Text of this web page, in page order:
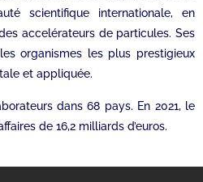
scientifique internationale, en
accelérateurs de particules. Ses
organismes les plus prestigieux
et appliquée.
dans 68 pays. En 2021, le
de 16,2 milliards d’euros.